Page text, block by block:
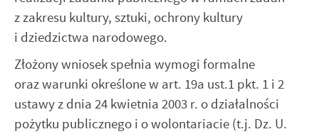
z zakresu kultury, sztuki, ochrony kultury
i dziedzictwa narodowego.
Złożony wniosek spełnia wymogi formalne
oraz warunki określone w art. 19a ust.1 pkt. 1 i 2
ustawy z dnia 24 kwietnia 2003 r. o działalności
pożytku publicznego i o wolontariacie (t.j. Dz. U.
Twoich zwyczajów dotyczących przeglądanej witryny
internetowej. Treści promocyjne mogą pojawić się na
stronach podmiotów trzecich lub firm będących naszymi
w charakterze pośredników prezentujących nasze treści w
postaci wiadomości, ofert, komunikatów mediów
społecznościowych.